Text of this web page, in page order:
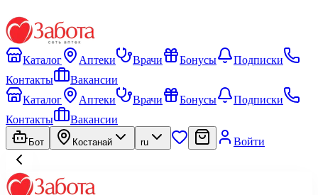
Каталог Аптеки Врачи Бонусы
Подписки
Контакты
Вакансии
Каталог
Аптеки Врачи Бонусы
Подписки
Контакты
Вакансии
Бот Костанай ru Войти